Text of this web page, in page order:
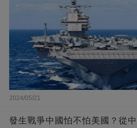
2024/05/21
發生戰爭中國怕不怕美國？從